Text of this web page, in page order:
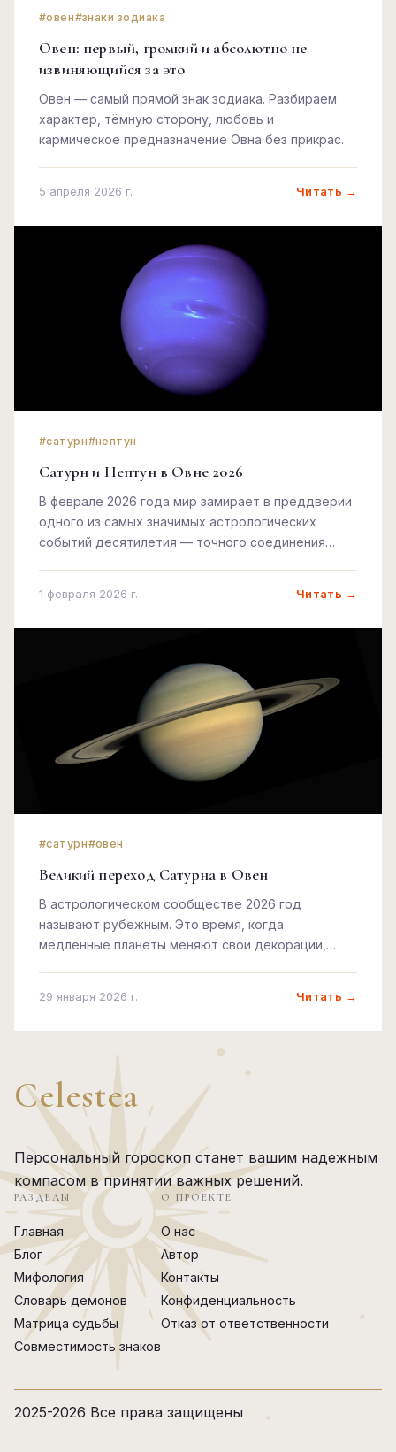
#овен#знаки зодиака
Овен: первый, громкий и абсолютно не
извиняющийся за это
Овен — самый прямой знак зодиака. Разбираем
характер, тёмную сторону, любовь и
кармическое предназначение Овна без прикрас.
5 апреля 2026 г. Читать →
#сатурн#нептун
Сатурн и Нептун в Овне 2026
В феврале 2026 года мир замирает в преддверии
одного из самых значимых астрологических
событий десятилетия — точного соединения
1 февраля 2026 г. Читать →
#сатурн#овен
Великий переход Сатурна в Овен
В астрологическом сообществе 2026 год
называют рубежным. Это время, когда
медленные планеты меняют свои декорации,
этого периода является окончательный переход
времени — в первый знак зодиакального круга, в
импульсивный и огненный Овен.
29 января 2026 г. Читать →
Celestea
Персональный гороскоп станет вашим надежным
компасом в принятии важных решений.
РАЗДЕЛЫ
Главная
Блог
Мифология
Словарь демонов
Матрица судьбы
Совместимость знаков
О ПРОЕКТЕ
О нас
Автор
Контакты
Конфиденциальность
Отказ от ответственности
2025-2026 Все права защищены